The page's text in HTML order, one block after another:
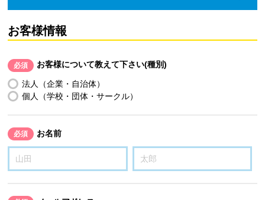
お客様情報
必須 お客様について教えて下さい(種別)
法人（企業・自治体）
個人（学校・団体・サークル）
必須 お名前